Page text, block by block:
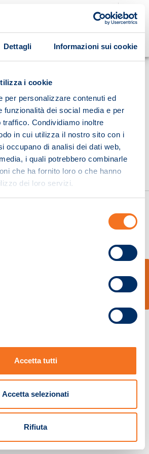
Dettagli Informazioni sui cookie
i cookie
per personalizzare contenuti ed
funzionalità dei social media e per
Condividiamo inoltre
in cui utilizza il nostro sito con i
occupano di analisi dei dati web,
i quali potrebbero combinarle
che ha fornito loro o che hanno
dei loro servizi.
Accetta tutti
Accetta selezionati
Rifiuta
n.155974 - Cap.Soc. € 2.000.000,00 i.v. La
D.lgs. 231/01